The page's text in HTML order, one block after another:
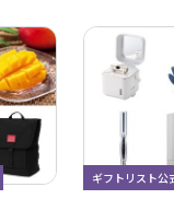
ギフトリスト公